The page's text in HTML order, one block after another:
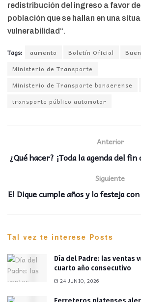
redistribución del ingreso a favor
población que se hallan en una
vulnerabilidad “.
Tags: aumento Boletín Oficial
Ministerio de Transporte
Ministerio de Transporte bonaerense
transporte público automotor
Anterior
¿Qué hacer? ¡Toda la agenda del fin
Siguiente
El Dique cumple años y lo festeja
Tal vez te interese Posts
Día del Padre: las ventas
cuarto año consecutivo
24 JUNIO, 2026